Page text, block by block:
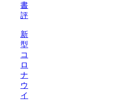
書
評
新
型
コ
ロ
ナ
ウ
イ